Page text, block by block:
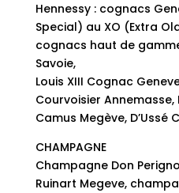
Hennessy : cognacs
Special) au XO (Extra
cognacs haut de
Savoie,
Louis XIII Cognac
Courvoisier
Camus Megève, D’Ussé
CHAMPAGNE
Champagne Don
Ruinart Megeve,